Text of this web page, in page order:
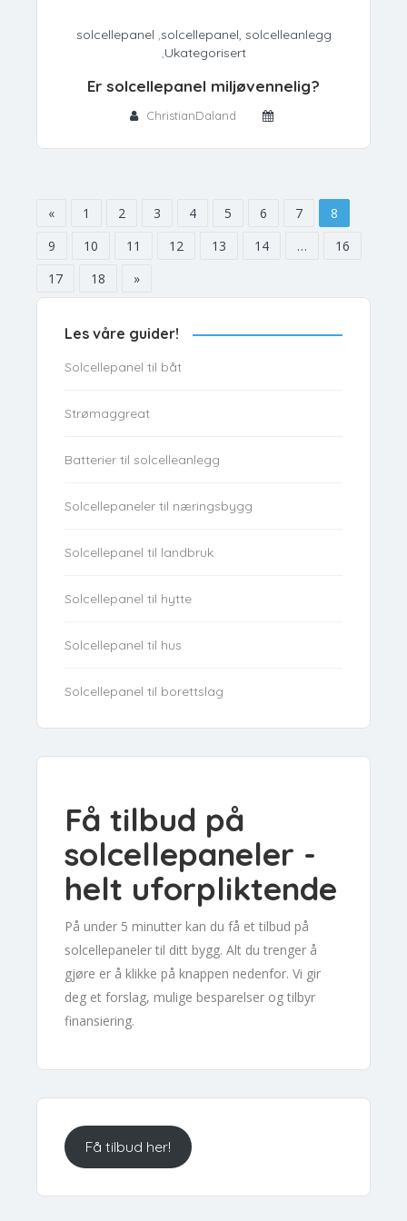
solcellepanel ,solcellepanel, solcelleanlegg
,Ukategorisert
Er solcellepanel miljøvennelig?
ChristianDaland
« 1 2 3 4 5 6 7
8
9
10 11 12 13 14 …
16
17
18 »
Les våre guider!
Solcellepanel til båt
Strømaggreat
Batterier til solcelleanlegg
Solcellepaneler til næringsbygg
Solcellepanel til landbruk
Solcellepanel til hytte
Solcellepanel til hus
Solcellepanel til borettslag
Få tilbud på
solcellepaneler -
helt uforpliktende
På under 5 minutter kan du få et tilbud på
solcellepaneler til ditt bygg. Alt du trenger å
gjøre er å klikke på knappen nedenfor. Vi gir
deg et forslag, mulige besparelser og tilbyr
finansiering.
Få tilbud her!